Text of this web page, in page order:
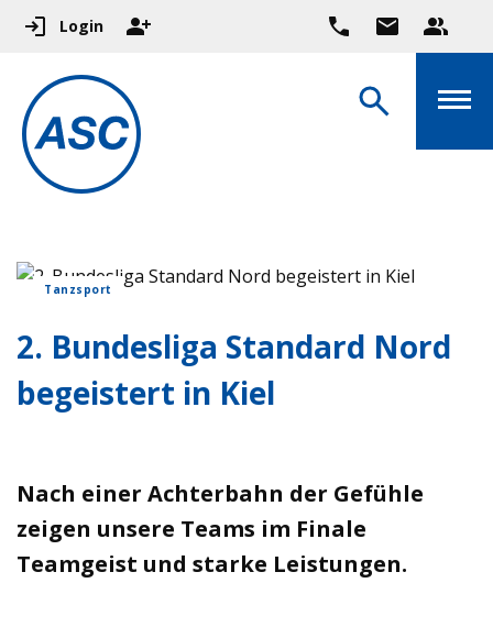
Login
Tanzsport
2. Bundesliga Standard Nord
begeistert in Kiel
Nach einer Achterbahn der Gefühle
zeigen unsere Teams im Finale
Teamgeist und starke Leistungen.